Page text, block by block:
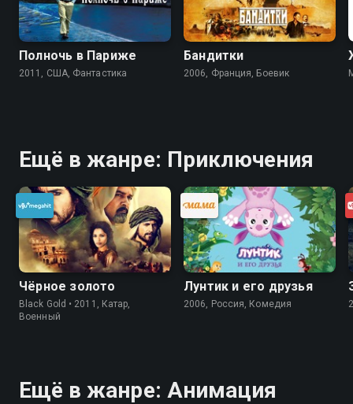
Полночь в Париже
2011, США, Фантастика
Бандитки
2006, Франция, Боевик
Ещё в жанре: Приключения
Чёрное золото
Black Gold • 2011, Катар,
Военный
Лунтик и его друзья
2006, Россия, Комедия
Ещё в жанре: Анимация